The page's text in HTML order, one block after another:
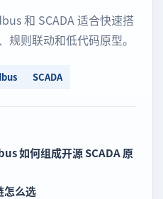
和 SCADA 适合快速搭
规则联动和低代码原型。
SCADA
如何组成开源 SCADA 原
怎么选